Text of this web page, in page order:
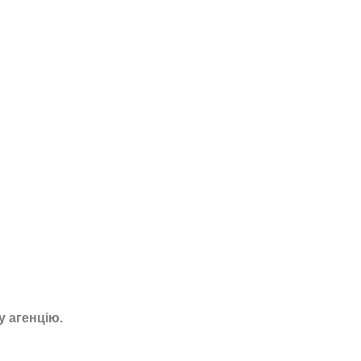
агенцію.